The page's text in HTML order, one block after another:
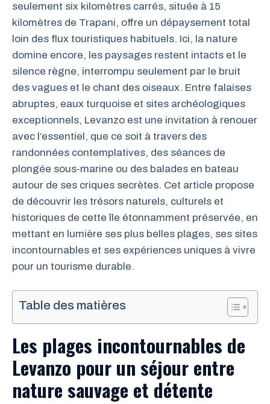
seulement six kilomètres carrés, située à 15
kilomètres de Trapani, offre un dépaysement total
loin des flux touristiques habituels. Ici, la nature
domine encore, les paysages restent intacts et le
silence règne, interrompu seulement par le bruit
des vagues et le chant des oiseaux. Entre falaises
abruptes, eaux turquoise et sites archéologiques
exceptionnels, Levanzo est une invitation à renouer
avec l’essentiel, que ce soit à travers des
randonnées contemplatives, des séances de
plongée sous-marine ou des balades en bateau
autour de ses criques secrètes. Cet article propose
de découvrir les trésors naturels, culturels et
historiques de cette île étonnamment préservée, en
mettant en lumière ses plus belles plages, ses sites
incontournables et ses expériences uniques à vivre
pour un tourisme durable.
Table des matières
Les plages incontournables de
Levanzo pour un séjour entre
nature sauvage et détente